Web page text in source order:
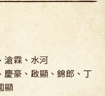
霖、水河
、啟顯、錦郎、丁
顯